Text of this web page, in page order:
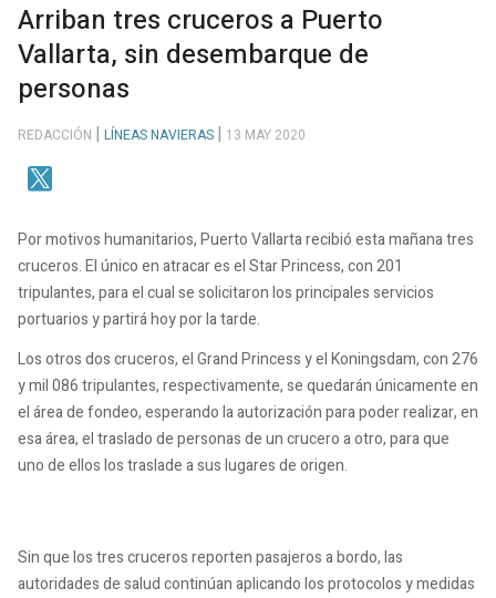
Arriban tres cruceros a Puerto
Vallarta, sin desembarque de
personas
REDACCIÓN LÍNEAS NAVIERAS 13 MAY 2020
Por motivos humanitarios, Puerto Vallarta recibió esta mañana tres
cruceros. El único en atracar es el Star Princess, con 201
tripulantes, para el cual se solicitaron los principales servicios
portuarios y partirá hoy por la tarde.
Los otros dos cruceros, el Grand Princess y el Koningsdam, con 276
y mil 086 tripulantes, respectivamente, se quedarán únicamente en
el área de fondeo, esperando la autorización para poder realizar, en
esa área, el traslado de personas de un crucero a otro, para que
uno de ellos los traslade a sus lugares de origen.
Sin que los tres cruceros reporten pasajeros a bordo, las
autoridades de salud continúan aplicando los protocolos y medidas